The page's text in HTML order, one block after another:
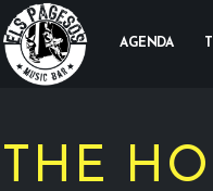
AGENDA
THE